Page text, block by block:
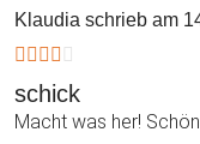
Klaudia schrieb am
schick
Macht was her!